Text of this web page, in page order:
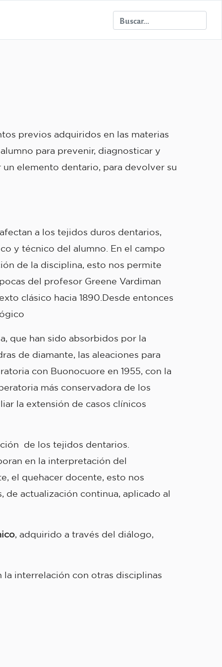
previos adquiridos en las materias
para prevenir, diagnosticar y
elemento dentario, para devolver su
a los tejidos duros dentarios,
y técnico del alumno. En el campo
de la disciplina, esto nos permite
del profesor Greene Vardiman
clásico hacia 1890.Desde entonces
que han sido absorbidos por la
de diamante, las aleaciones para
con Buonocuore en 1955, con la
más conservadora de los
la extensión de casos clínicos
de los tejidos dentarios.
en la interpretación del
el quehacer docente, esto nos
actualización continua, aplicado al
, adquirido a través del diálogo,
interrelación con otras disciplinas